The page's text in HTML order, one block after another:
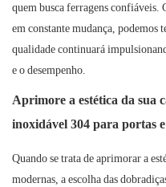
quem busca ferragens confiáveis.
em constante mudança, podemos
qualidade continuará
e o desempenho.
Aprimore a estética da sua
inoxidável 304 para portas
Quando se trata de aprimorar a
modernas, a escolha das